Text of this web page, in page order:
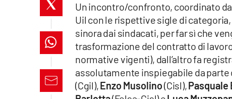
ilvibonese.it
catanzarochannel.it
lacapitalenews.it
Un incontro/confronto, coordinato
Uil con le rispettive sigle di
sinora dai sindacati, per far sì che
trasformazione del contratto di
normative vigenti), dall’altro fa
assolutamente inspiegabile da parte
(Cgil),Enzo Musolino(Cisl),Pasquale